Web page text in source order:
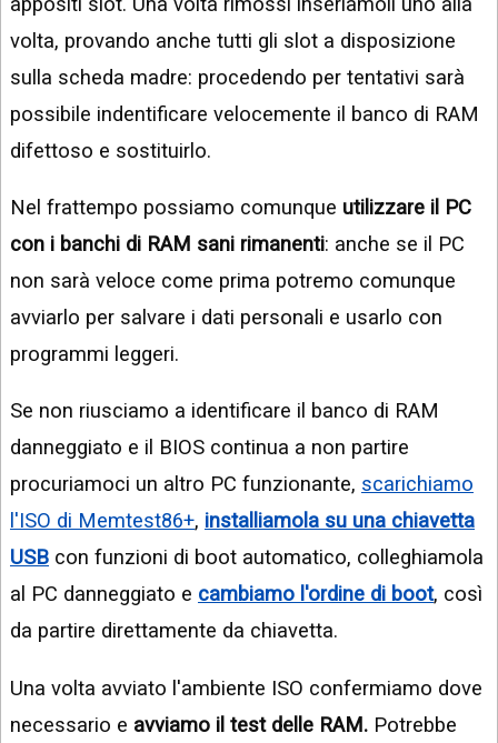
volta, provando anche tutti gli slot a disposizione
sulla scheda madre: procedendo per tentativi sarà
possibile indentificare velocemente il banco di RAM
difettoso e sostituirlo.
Nel frattempo possiamo comunque utilizzare il PC
con i banchi di RAM sani rimanenti: anche se il PC
non sarà veloce come prima potremo comunque
avviarlo per salvare i dati personali e usarlo con
programmi leggeri.
Se non riusciamo a identificare il banco di RAM
danneggiato e il BIOS continua a non partire
procuriamoci un altro PC funzionante, scarichiamo
l'ISO di Memtest86+, installiamola su una chiavetta
USB con funzioni di boot automatico, colleghiamola
al PC danneggiato e cambiamo l'ordine di boot, così
da partire direttamente da chiavetta.
Una volta avviato l'ambiente ISO confermiamo dove
necessario e avviamo il test delle RAM. Potrebbe